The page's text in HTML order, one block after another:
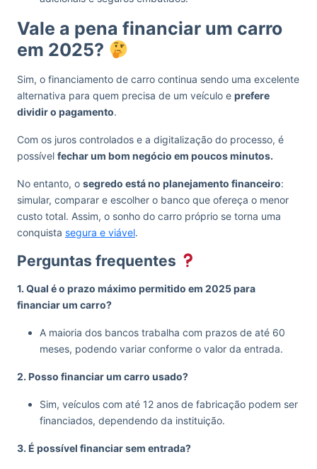
Vale a pena financiar um carro
em 2025?
Sim, o financiamento de carro continua sendo uma excelente
alternativa para quem precisa de um veículo e prefere
dividir o pagamento.
Com os juros controlados e a digitalização do processo, é
possível fechar um bom negócio em poucos minutos.
No entanto, o segredo está no planejamento financeiro:
simular, comparar e escolher o banco que ofereça o menor
custo total. Assim, o sonho do carro próprio se torna uma
conquista segura e viável.
Perguntas frequentes
1. Qual é o prazo máximo permitido em 2025 para
financiar um carro?
A maioria dos bancos trabalha com prazos de até 60
meses, podendo variar conforme o valor da entrada.
2. Posso financiar um carro usado?
Sim, veículos com até 12 anos de fabricação podem ser
financiados, dependendo da instituição.
3. É possível financiar sem entrada?